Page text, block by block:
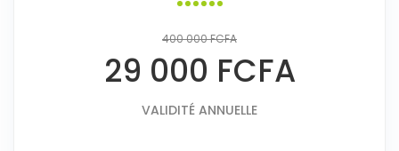
400 000 FCFA
29 000 FCFA
VALIDITÉ ANNUELLE